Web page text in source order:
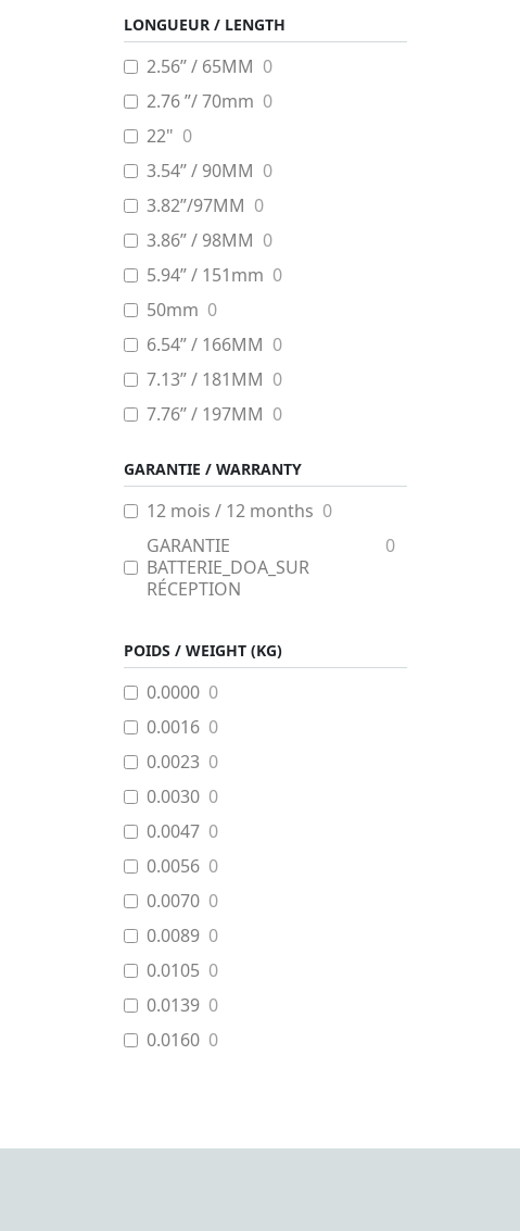
LONGUEUR / LENGTH
2.56’’ / 65MM 0
2.76 ”/ 70mm 0
22" 0
3.54’’ / 90MM 0
3.82”/97MM 0
3.86” / 98MM 0
5.94” / 151mm 0
50mm 0
6.54” / 166MM 0
7.13” / 181MM 0
7.76’’ / 197MM 0
9.02’’ / 229MM 0
GARANTIE / WARRANTY
12 mois / 12 months 0
GARANTIE
BATTERIE_DOA_SUR
RÉCEPTION
0
POIDS / WEIGHT (KG)
0.0000 0
0.0016 0
0.0023 0
0.0030 0
0.0047 0
0.0056 0
0.0070 0
0.0089 0
0.0105 0
0.0139 0
0.0160 0
0.0420 0